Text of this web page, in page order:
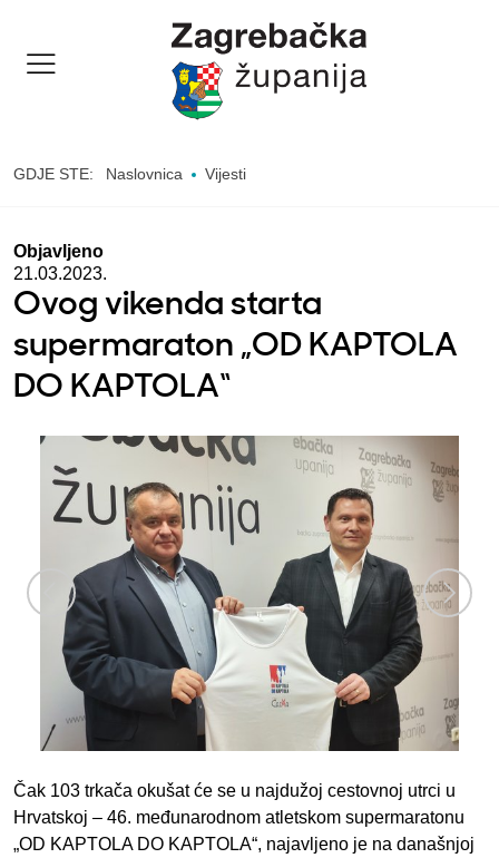
GDJE STE: Naslovnica Vijesti
Objavljeno
21.03.2023.
Ovog vikenda starta
supermaraton „OD KAPTOLA
DO KAPTOLA“
Čak 103 trkača okušat će se u najdužoj cestovnoj utrci u
Hrvatskoj – 46. međunarodnom atletskom supermaratonu
„OD KAPTOLA DO KAPTOLA“, najavljeno je na današnjoj